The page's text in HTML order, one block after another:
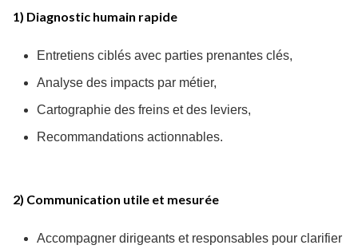
1) Diagnostic humain rapide
Entretiens ciblés avec parties prenantes clés,
Analyse des impacts par métier,
Cartographie des freins et des leviers,
Recommandations actionnables.
2) Communication utile et mesurée
Accompagner dirigeants et responsables pour clarifier